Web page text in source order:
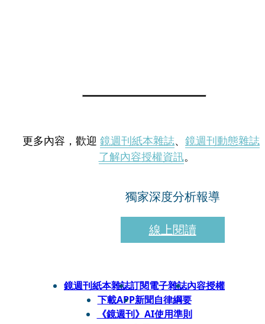
更多內容，歡迎 鏡週刊紙本雜誌、 鏡週刊動態雜誌
了解內容授權資訊。
獨家深度分析報導
線上閱讀
鏡週刊紙本雜誌訂閱電子雜誌內容授權
下載APP新聞自律綱要
《鏡週刊》AI使用準則